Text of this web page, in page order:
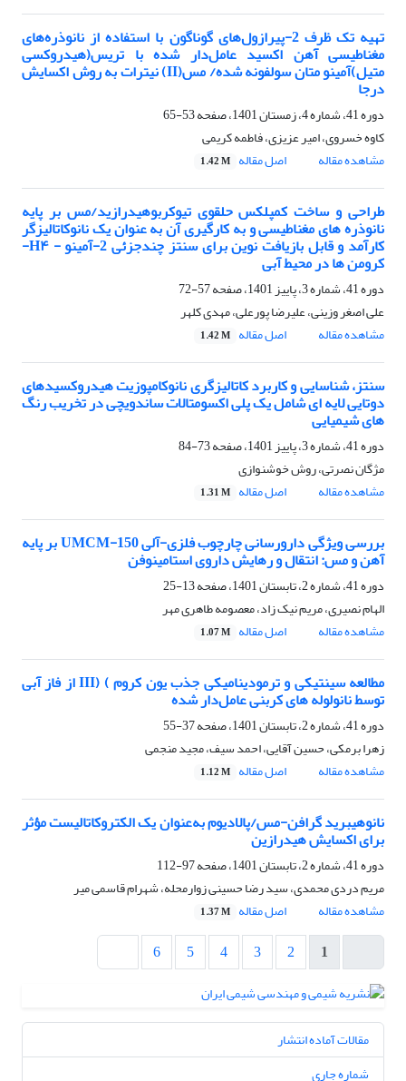
تهیه تک ظرف 2-پیرازول‌های گوناگون با استفاده از نانوذره‌های
مغناطیسی آهن اکسید عامل‌دار شده با تریس(هیدروکسی
متیل)آمینو متان سولفونه شده/ مس(II) نیترات به روش اکسایش
درجا
دوره 41، شماره 4، زمستان 1401، صفحه
53-65
کاوه خسروی، امیر عزیزی، فاطمه کریمی
مشاهده مقاله
اصل مقاله 1.42 M
طراحی و ساخت کمپلکس حلقوی تیوکربوهیدرازید/مس بر پایه
نانوذره های مغناطیسی و به کارگیری آن به عنوان یک نانوکاتالیزگر
کارآمد و قابل بازیافت نوین برای سنتز چندجزئی 2-آمینو - H۴-
کرومن ها در محیط آبی
دوره 41، شماره 3، پاییز 1401، صفحه
57-72
علی اصغر وزینی، علیرضا پورعلی، مهدی کلهر
مشاهده مقاله
اصل مقاله 1.42 M
سنتز، شناسایی و کاربرد کاتالیزگری نانوکامپوزیت هیدروکسیدهای
دوتایی لایه ای شامل یک پلی اکسومتالات ساندویچی در تخریب رنگ
های شیمیایی
دوره 41، شماره 3، پاییز 1401، صفحه
73-84
مژگان نصرتی، روش خوشنوازی
مشاهده مقاله
اصل مقاله 1.31 M
بررسی ویژگی دارورسانی چارچوب فلزی-آلی UMCM-150 بر پایه
آهن و مس: انتقال و رهایش داروی استامینوفن
دوره 41، شماره 2، تابستان 1401، صفحه
13-25
الهام نصیری، مریم نیک زاد، معصومه طاهری مهر
مشاهده مقاله
اصل مقاله 1.07 M
مطالعه سینتیکی و ترمودینامیکی جذب یون کروم ) (III از فاز آبی
توسط نانولوله های کربنی عامل‌دار شده
دوره 41، شماره 2، تابستان 1401، صفحه
37-55
زهرا برمکی، حسین آقایی، احمد سیف، مجید منجمی
مشاهده مقاله
اصل مقاله 1.12 M
نانوهیبرید گرافن-مس/پالادیوم به‌عنوان یک الکتروکاتالیست مؤثر
برای اکسایش هیدرازین
دوره 41، شماره 2، تابستان 1401، صفحه
97-112
مریم دردی محمدی، سید رضا حسینی زوارمحله، شهرام قاسمی میر
مشاهده مقاله
اصل مقاله 1.37 M
1
2
3
4
5
6
مقالات آماده انتشار
شماره جاری